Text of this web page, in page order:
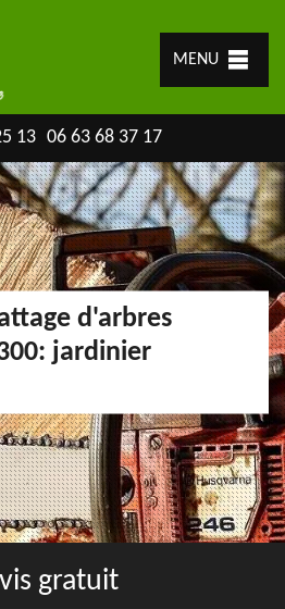
MENU
13 06 63 68 37 17
d'arbres
jardinier
gratuit